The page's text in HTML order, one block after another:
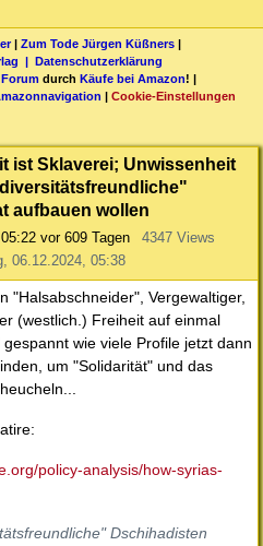
| Zum Tode Jürgen Küßners |
| Datenschutzerklärung
durch Käufe bei Amazon! |
| Cookie-Einstellungen
ist Sklaverei; Unwissenheit
aufbauen wollen
vor 609 Tagen
4347 Views
06.12.2024, 05:38
"Halsabschneider", Vergewaltiger,
(westlich.) Freiheit auf einmal
wie viele Profile jetzt dann
um "Solidarität" und das
policy-analysis/how-syrias-
Dschihadisten